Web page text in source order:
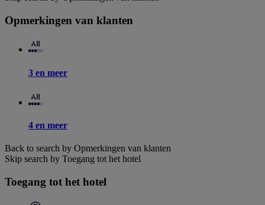
Opmerkingen van klanten
3 en meer
4 en meer
Back to search by Opmerkingen van klanten
Skip search by Toegang tot het hotel
Toegang tot het hotel